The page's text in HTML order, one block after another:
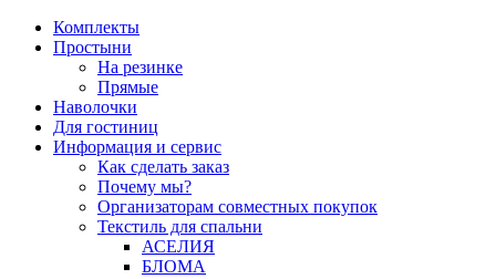
Перейти
содержимому
Комплекты
Простыни
На резинке
Прямые
Наволочки
Для гостиниц
Информация и сервис
Как сделать заказ
Почему мы?
Организаторам совместных покупок
Текстиль для спальни
АСЕЛИЯ
БЛОМА